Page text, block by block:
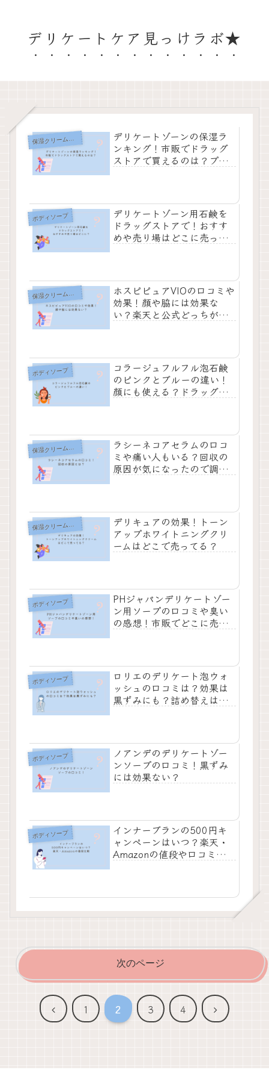
デリケートケア見っけラボ★
保湿クリーム・オイル
デリケートゾーンの保湿ラ
ンキング！市販でドラッグ
ストアで買えるのは？プチ
ボディソープ
デリケートゾーン用石鹸を
ドラッグストアで！おすす
めや売り場はどこに売って
保湿クリーム・オイル
ホスピピュアVIOの口コミや
効果！顔や脇には効果な
い？楽天と公式どっちが安
ボディソープ
コラージュフルフル泡石鹸
のピンクとブルーの違い！
顔にも使える？ドラッグス
保湿クリーム・オイル
ラシーネコアセラムの口コ
ミや痛い人もいる？回収の
原因が気になったので調査
保湿クリーム・オイル
デリキュアの効果！トーン
アップホワイトニングクリ
ームはどこで売ってる？
ボディソープ
PHジャパンデリケートゾー
ン用ソープの口コミや臭い
の感想！市販でどこに売っ
ボディソープ
ロリエのデリケート泡ウォ
ッシュの口コミは？効果は
黒ずみにも？詰め替えはど
ボディソープ
ノアンデのデリケートゾー
ンソープの口コミ！黒ずみ
には効果ない？
ボディソープ
インナーブランの500円キ
ャンペーンはいつ？楽天・
Amazonの値段や口コミって
次のページ
前
1 2 3 4
次